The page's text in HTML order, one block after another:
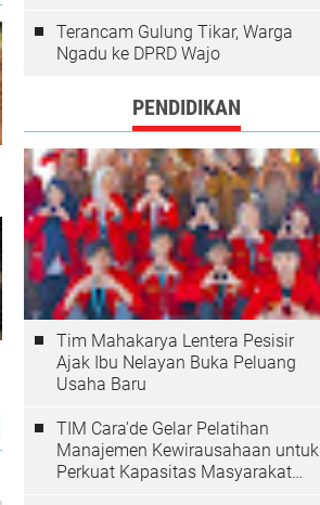
Terancam Gulung Tikar, Warga
Ngadu ke DPRD Wajo
PENDIDIKAN
Tim Mahakarya Lentera Pesisir
Ajak Ibu Nelayan Buka Peluang
Usaha Baru
TIM Cara'de Gelar Pelatihan
Manajemen Kewirausahaan untuk
Perkuat Kapasitas Masyarakat